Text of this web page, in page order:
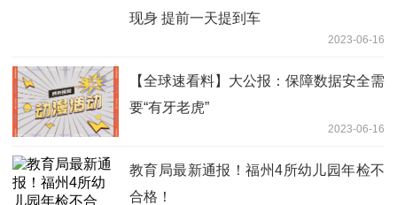
现身 提前一天提到车
2023-06-16
【全球速看料】大公报：保障数据安全需
要“有牙老虎”
2023-06-16
教育局最新通报！福州4所幼儿园年检不
合格！